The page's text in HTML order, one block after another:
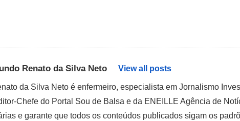
Renato da Silva Neto View all posts
da Silva Neto é enfermeiro, especialista em Jornalismo
Chefe do Portal Sou de Balsa e da ENEILLE Agência de
e garante que todos os conteúdos publicados sigam os